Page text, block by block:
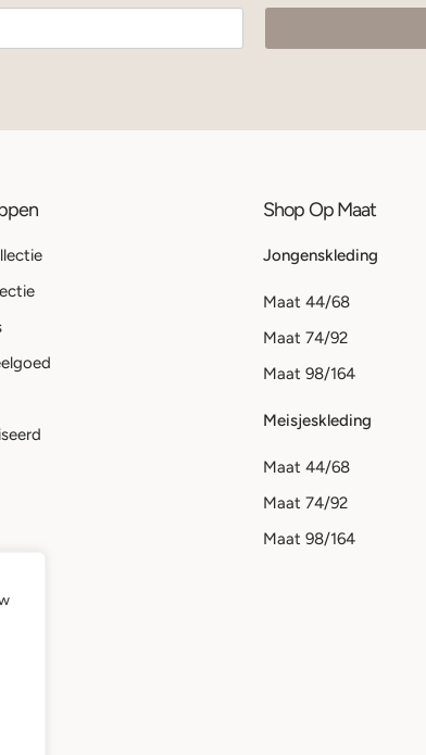
Shop Op Maat
Jongenskleding
Maat 44/68
Maat 74/92
Maat 98/164
Meisjeskleding
Maat 44/68
Maat 74/92
Maat 98/164